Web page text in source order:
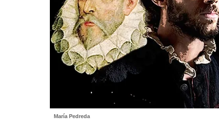
María Pedreda